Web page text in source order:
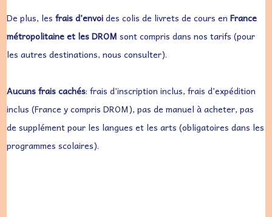
De plus, lesfrais d’envoides colis de livrets de cours enFrance
métropolitaineet les DROM sont compris dans nos tarifs (pour
les autres destinations, nous consulter).
Aucuns frais cachés: frais d’inscription inclus, frais d’expédition
inclus (France y compris DROM), pas de manuel à acheter, pas
de supplément pour les langues et les arts (obligatoires dans les
programmes scolaires).